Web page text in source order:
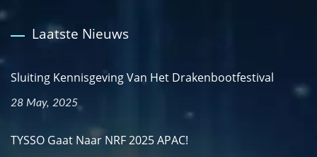
Laatste Nieuws
Sluiting Kennisgeving Van Het Drakenbootfestival
28 May, 2025
TYSSO Gaat Naar NRF 2025 APAC!